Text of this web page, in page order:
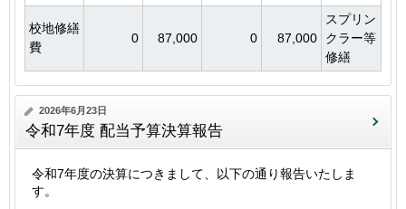
校地修繕
費
0 87,000 0 87,000
スプリン
クラー等
修繕
2026年6月23日
令和7年度 配当予算決算報告
令和7年度の決算につきまして、以下の通り報告いたしま
す。